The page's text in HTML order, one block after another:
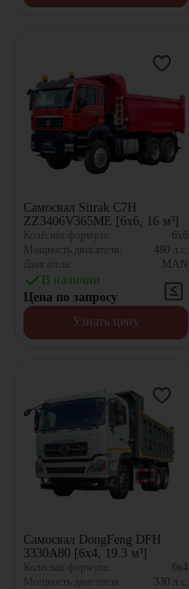
Самосвал Sitrak C7H
ZZ3406V365ME [6x6, 16 м³]
Колёсная формула:
6x6
Мощность двигателя:
480 л.с.
Двигатель:
MAN
В наличии
Цена по запросу
Узнать цену
Самосвал DongFeng DFH
3330A80 [6x4, 19.3 м³]
Колёсная формула:
6x4
Мощность двигателя:
330 л.с.